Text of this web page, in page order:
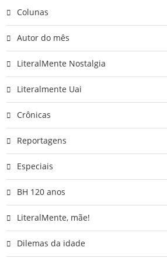
Colunas
Autor do mês
LiteralMente Nostalgia
Literalmente Uai
Crônicas
Reportagens
Especiais
BH 120 anos
LiteralMente, mãe!
Dilemas da idade